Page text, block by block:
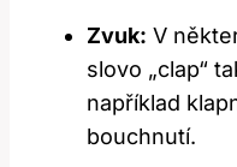
Zvuk: V
slovo‌ „clap“
například
bouchnutí.⁤